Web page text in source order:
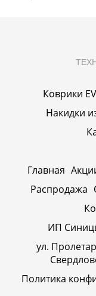
Коврики
Накидки
Главная
Распродажа
ИП
ул.
Политика